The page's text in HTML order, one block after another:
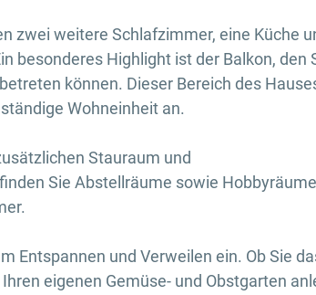
zwei weitere Schlafzimmer, eine Küche
besonderes Highlight ist der Balkon, den
können. Dieser Bereich des
Wohneinheit an.
Stauraum und
Sie Abstellräume sowie
Entspannen und Verweilen ein. Ob Sie
eigenen Gemüse- und Obstgarten